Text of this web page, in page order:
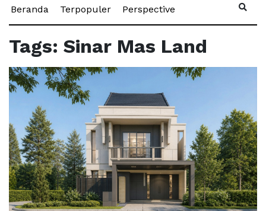
Beranda (current)
Terpopuler(current)
Perspective
Tags: Sinar Mas Land